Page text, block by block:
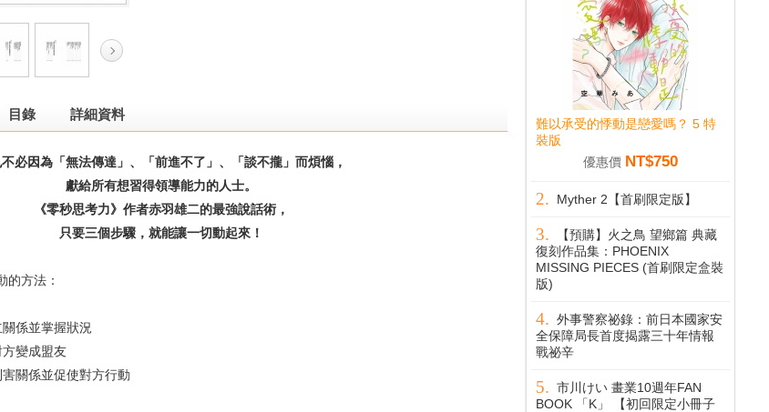
目錄 詳細資料
必因為「無法傳達」、「前進不了」、「談不攏」而煩惱，
獻給所有想習得領導能力的人士。
《零秒思考力》作者赤羽雄二的最強說話術，
只要三個步驟，就能讓一切動起來！
方法：
係並掌握狀況
變成盟友
係並促使對方行動
難以承受的悸動是戀愛嗎？ 5 特
裝版
優惠價 NT$750
Myther 2【首刷限定版】
【預購】火之鳥 望鄉篇 典藏
復刻作品集：PHOENIX
MISSING PIECES (首刷限定盒裝
版)
外事警察祕錄：前日本國家安
全保障局長首度揭露三十年情報
戰祕辛
市川けい 畫業10週年FAN
BOOK 「K」 【初回限定小冊子